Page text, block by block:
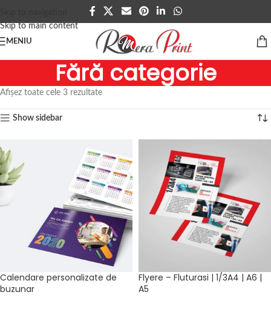
Skip to main content
MENIU
Fără categorie
Afișez toate cele 3 rezultate
Show sidebar
Calendare personalizate de
buzunar
Flyere – Fluturasi | 1/3A4 | A6 |
A5